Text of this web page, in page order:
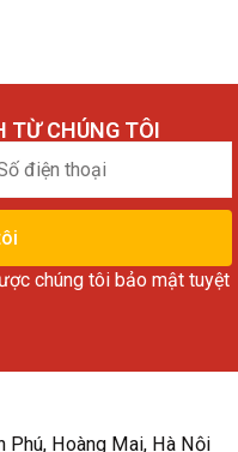
TỪ CHÚNG TÔI
chúng tôi bảo mật tuyệt
Phú, Hoàng Mai, Hà Nội